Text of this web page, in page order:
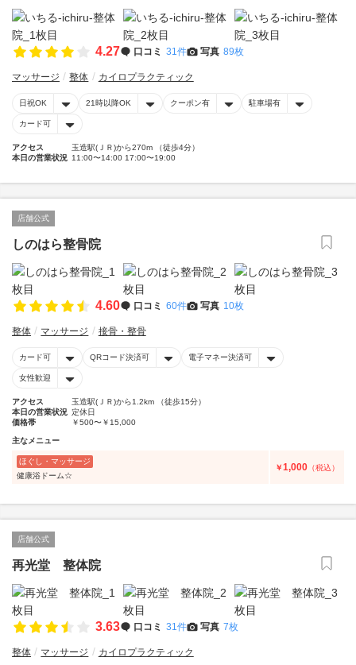
4.27 口コミ 31件 写真 89枚
マッサージ 整体 カイロプラクティック
日祝OK 21時以降OK クーポン有 駐車場有
カード可
アクセス
玉造駅(ＪＲ)から270m （徒歩4分）
本日の営業状況 11:00〜14:00 17:00〜19:00
店舗公式
しのはら整骨院
4.60 口コミ 60件 写真 10枚
整体 マッサージ 接骨・整骨
カード可 QRコード決済可 電子マネー決済可
女性歓迎
アクセス
玉造駅(ＪＲ)から1.2km （徒歩15分）
本日の営業状況 定休日
価格帯
￥500〜￥15,000
主なメニュー
ほぐし・マッサージ
健康浴ドーム☆
￥1,000 （税込）
店舗公式
再光堂 整体院
3.63 口コミ 31件 写真 7枚
整体 マッサージ カイロプラクティック